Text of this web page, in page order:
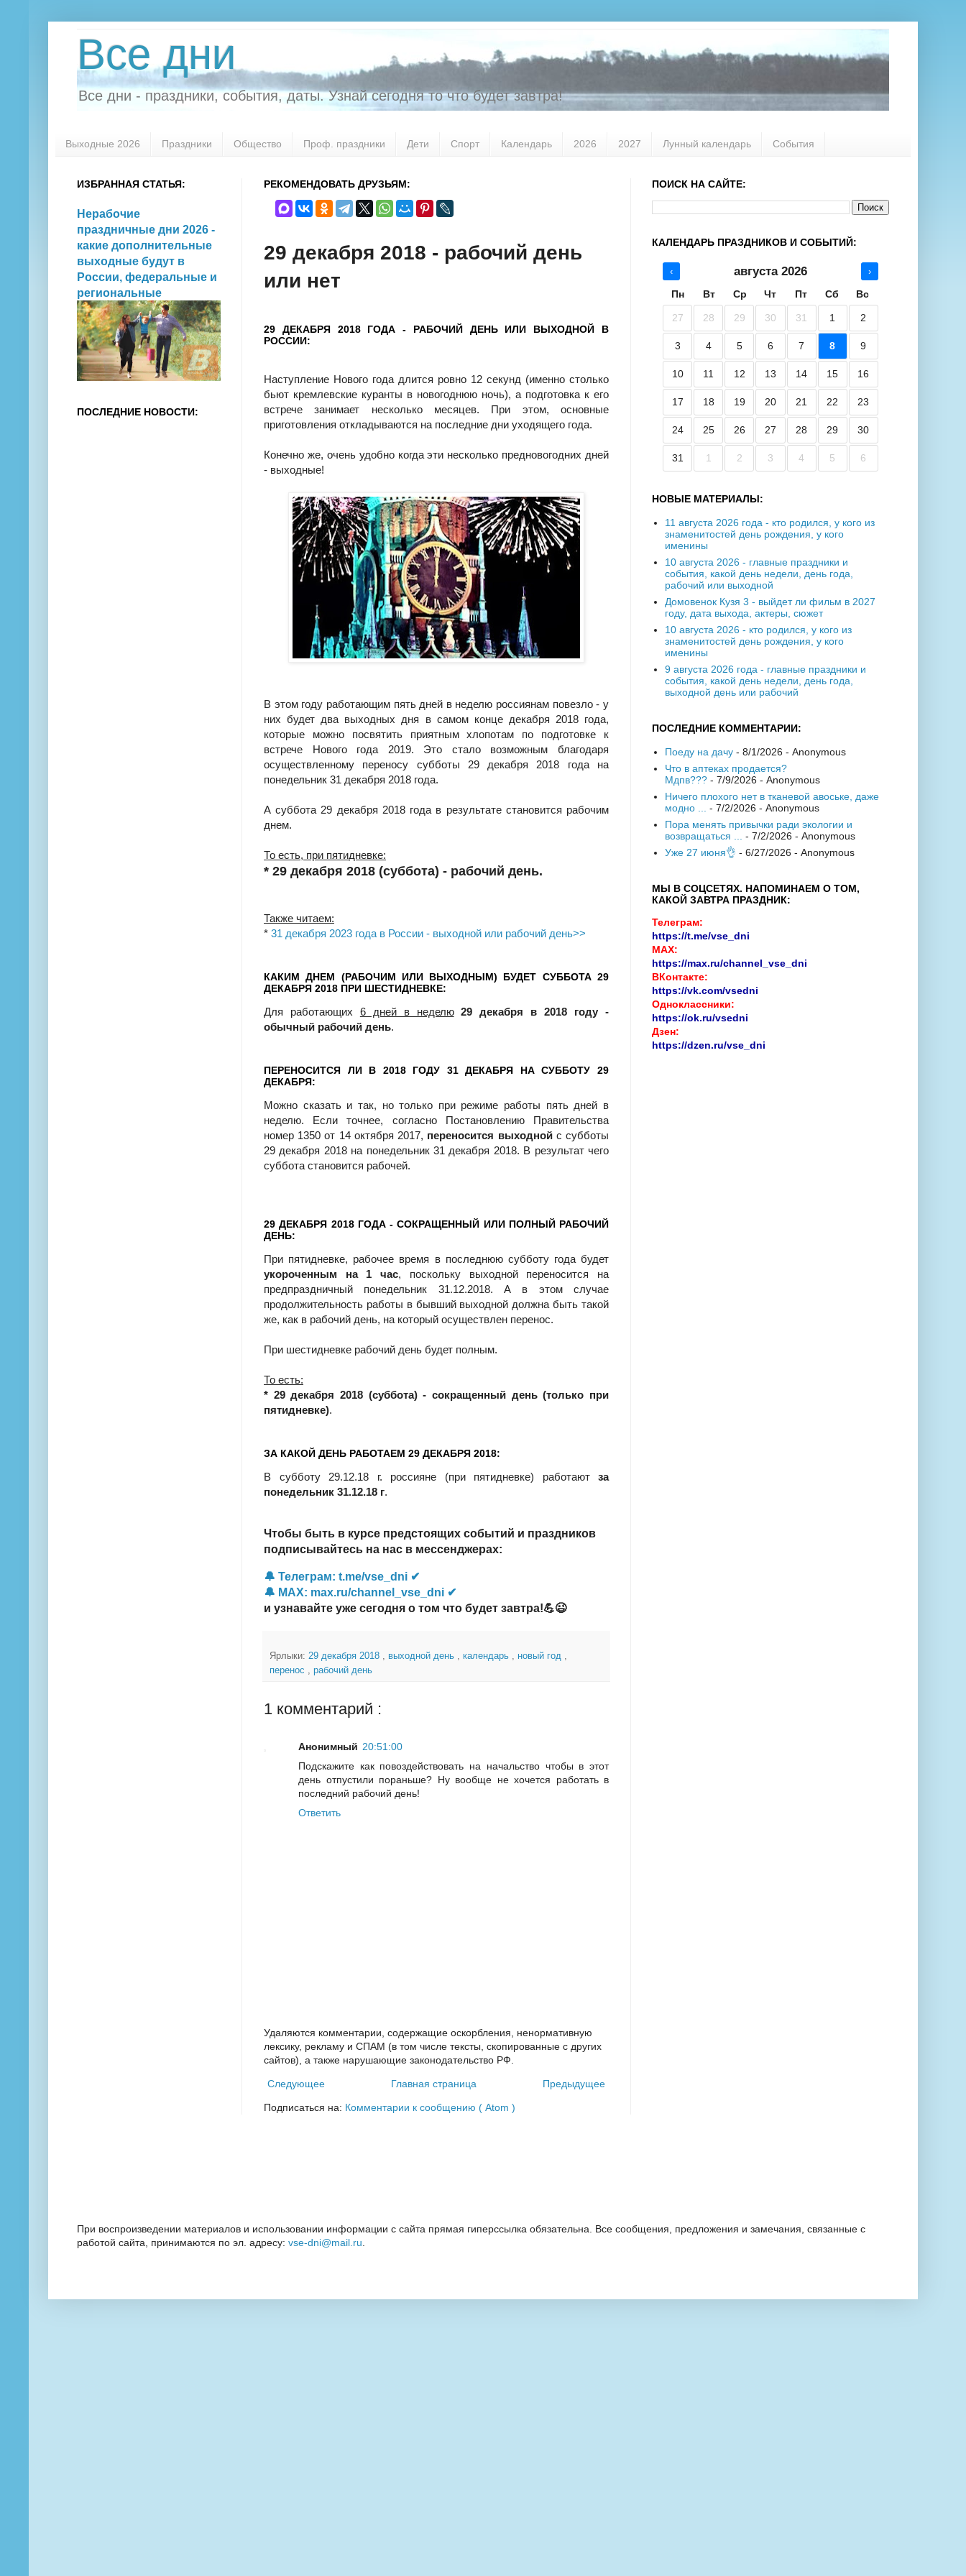
Все дни
Все дни - праздники, события, даты. Узнай сегодня то что будет завтра!
Выходные 2026 Праздники Общество Проф. праздники Дети Спорт Календарь 2026 2027 Лунный календарь События
РЕКОМЕНДОВАТЬ ДРУЗЬЯМ:
29 декабря 2018 - рабочий день
или нет
29 ДЕКАБРЯ 2018 ГОДА - РАБОЧИЙ ДЕНЬ ИЛИ ВЫХОДНОЙ В
РОССИИ:
Наступление Нового года длится ровно 12 секунд (именно столько
бьют кремлевские куранты в новогоднюю ночь), а подготовка к его
встрече занимает несколько месяцев. При этом, основные
приготовления откладываются на последние дни уходящего года.
Конечно же, очень удобно когда эти несколько предновогодних дней
- выходные!
В этом году работающим пять дней в неделю россиянам повезло - у
них будет два выходных дня в самом конце декабря 2018 года,
которые можно посвятить приятным хлопотам по подготовке к
встрече Нового года 2019. Это стало возможным благодаря
осуществленному переносу субботы 29 декабря 2018 года на
понедельник 31 декабря 2018 года.
А суббота 29 декабря 2018 года в результате становится рабочим
днем.
То есть, при пятидневке:
* 29 декабря 2018 (суббота) - рабочий день.
Также читаем:
* 31 декабря 2023 года в России - выходной или рабочий день>>
КАКИМ ДНЕМ (РАБОЧИМ ИЛИ ВЫХОДНЫМ) БУДЕТ СУББОТА 29
ДЕКАБРЯ 2018 ПРИ ШЕСТИДНЕВКЕ:
Для работающих 6 дней в неделю 29 декабря в 2018 году -
обычный рабочий день.
ПЕРЕНОСИТСЯ ЛИ В 2018 ГОДУ 31 ДЕКАБРЯ НА СУББОТУ 29
ДЕКАБРЯ:
Можно сказать и так, но только при режиме работы пять дней в
неделю. Если точнее, согласно Постановлению Правительства
номер 1350 от 14 октября 2017, переносится выходнойс субботы
29 декабря 2018 на понедельник 31 декабря 2018. В результат чего
суббота становится рабочей.
29 ДЕКАБРЯ 2018 ГОДА - СОКРАЩЕННЫЙ ИЛИ ПОЛНЫЙ РАБОЧИЙ
ДЕНЬ:
При пятидневке, рабочее время в последнюю субботу года будет
укороченным на 1 час, поскольку выходной переносится на
предпраздничный понедельник 31.12.2018. А в этом случае
продолжительность работы в бывший выходной должна быть такой
же, как в рабочий день, на который осуществлен перенос.
При шестидневке рабочий день будет полным.
То есть:
* 29 декабря 2018 (суббота) - сокращенный день (только при
пятидневке).
ЗА КАКОЙ ДЕНЬ РАБОТАЕМ 29 ДЕКАБРЯ 2018:
В субботу 29.12.18 г. россияне (при пятидневке) работают за
понедельник 31.12.18 г.
Чтобы быть в курсе предстоящих событий и праздников
подписывайтесь на нас в мессенджерах:
🔔 Телеграм: t.me/vse_dni ✔
🔔 MAX: max.ru/channel_vse_dni ✔
и узнавайте уже сегодня о том что будет завтра!💪😉
Ярлыки: 29 декабря 2018 выходной день календарь новый год
перенос
рабочий день
1 комментарий :
Анонимный 20:51:00
Подскажите как повоздействовать на начальство чтобы в этот
день отпустили пораньше? Ну вообще не хочется работать в
последний рабочий день!
Ответить
Удаляются комментарии, содержащие оскорбления, ненормативную
лексику, рекламу и СПАМ (в том числе тексты, скопированные с других
сайтов), а также нарушающие законодательство РФ.
Следующее Предыдущее
Главная страница
Подписаться на: Комментарии к сообщению ( Atom )
ИЗБРАННАЯ СТАТЬЯ:
Нерабочие
праздничные дни 2026 -
какие дополнительные
выходные будут в
России, федеральные и
региональные
ПОСЛЕДНИЕ НОВОСТИ:
ПОИСК НА САЙТЕ:
КАЛЕНДАРЬ ПРАЗДНИКОВ И СОБЫТИЙ:
‹ августа 2026 ›
Пн Вт Ср Чт Пт Сб Вс
27 28 29 30 31 1 2
3 4 5 6 7 8 9
10 11 12 13 14 15 16
17 18 19 20 21 22 23
24 25 26 27 28 29 30
31 1 2 3 4 5 6
НОВЫЕ МАТЕРИАЛЫ:
11 августа 2026 года - кто родился, у кого из
знаменитостей день рождения, у кого
именины
10 августа 2026 - главные праздники и
события, какой день недели, день года,
рабочий или выходной
Домовенок Кузя 3 - выйдет ли фильм в 2027
году, дата выхода, актеры, сюжет
10 августа 2026 - кто родился, у кого из
знаменитостей день рождения, у кого
именины
9 августа 2026 года - главные праздники и
события, какой день недели, день года,
выходной день или рабочий
ПОСЛЕДНИЕ КОММЕНТАРИИ:
Поеду на дачу- 8/1/2026 - Anonymous
Что в аптеках продается?
Мдпв???- 7/9/2026 - Anonymous
Ничего плохого нет в тканевой авоське, даже
модно ... - 7/2/2026 - Anonymous
Пора менять привычки ради экологии и
возвращаться ... - 7/2/2026 - Anonymous
Уже 27 июня👌 - 6/27/2026 - Anonymous
МЫ В СОЦСЕТЯХ. НАПОМИНАЕМ О ТОМ,
КАКОЙ ЗАВТРА ПРАЗДНИК:
Телеграм:
https://t.me/vse_dni
MAX:
https://max.ru/channel_vse_dni
ВКонтакте:
https://vk.com/vsedni
Одноклассники:
https://ok.ru/vsedni
Дзен:
https://dzen.ru/vse_dni
При воспроизведении материалов и использовании информации с сайта прямая гиперссылка обязательна. Все сообщения, предложения и замечания, связанные с
работой сайта, принимаются по эл. адресу: vse-dni@mail.ru